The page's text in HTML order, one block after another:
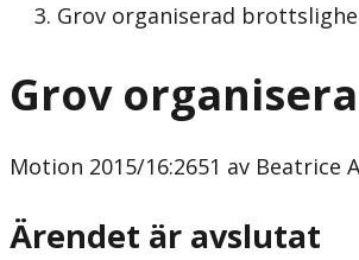
Grov organiserad
Grov
Motion 2015/16:2651 av Beatrice
Ärendet är avslutat